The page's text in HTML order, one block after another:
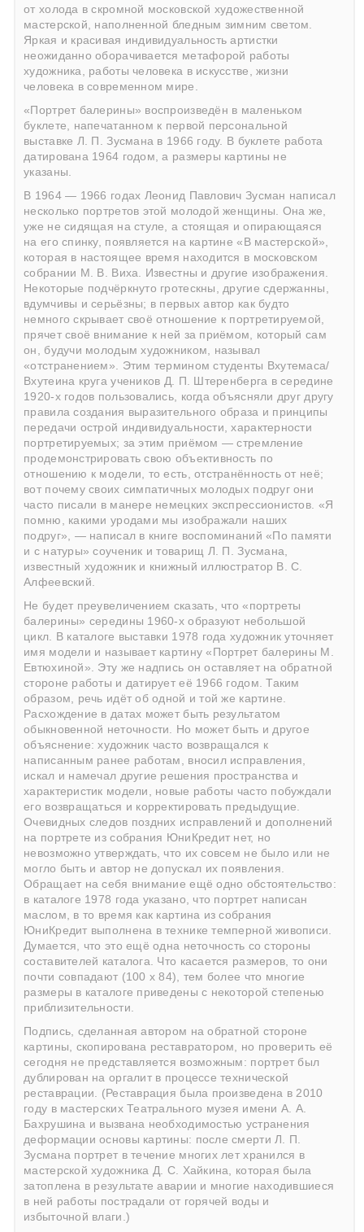
от холода в скромной московской художественной
мастерской, наполненной бледным зимним светом.
Яркая и красивая индивидуальность артистки
неожиданно оборачивается метафорой работы
художника, работы человека в искусстве, жизни
человека в современном мире.
«Портрет балерины» воспроизведён в маленьком
буклете, напечатанном к первой персональной
выставке Л. П. Зусмана в 1966 году. В буклете работа
датирована 1964 годом, а размеры картины не
указаны.
В 1964 — 1966 годах Леонид Павлович Зусман написал
несколько портретов этой молодой женщины. Она же,
уже не сидящая на стуле, а стоящая и опирающаяся
на его спинку, появляется на картине «В мастерской»,
которая в настоящее время находится в московском
собрании М. В. Виха. Известны и другие изображения.
Некоторые подчёркнуто гротескны, другие сдержанны,
вдумчивы и серьёзны; в первых автор как будто
немного скрывает своё отношение к портретируемой,
прячет своё внимание к ней за приёмом, который сам
он, будучи молодым художником, называл
«отстранением». Этим термином студенты Вхутемаса/
Вхутеина круга учеников Д. П. Штеренберга в середине
1920-х годов пользовались, когда объясняли друг другу
правила создания выразительного образа и принципы
передачи острой индивидуальности, характерности
портретируемых; за этим приёмом — стремление
продемонстрировать свою объективность по
отношению к модели, то есть, отстранённость от неё;
вот почему своих симпатичных молодых подруг они
часто писали в манере немецких экспрессионистов. «Я
помню, какими уродами мы изображали наших
подруг», — написал в книге воспоминаний «По памяти
и с натуры» соученик и товарищ Л. П. Зусмана,
известный художник и книжный иллюстратор В. С.
Алфеевский.
Не будет преувеличением сказать, что «портреты
балерины» середины 1960-х образуют небольшой
цикл. В каталоге выставки 1978 года художник уточняет
имя модели и называет картину «Портрет балерины М.
Евтюхиной». Эту же надпись он оставляет на обратной
стороне работы и датирует её 1966 годом. Таким
образом, речь идёт об одной и той же картине.
Расхождение в датах может быть результатом
обыкновенной неточности. Но может быть и другое
объяснение: художник часто возвращался к
написанным ранее работам, вносил исправления,
искал и намечал другие решения пространства и
характеристик модели, новые работы часто побуждали
его возвращаться и корректировать предыдущие.
Очевидных следов поздних исправлений и дополнений
на портрете из собрания ЮниКредит нет, но
невозможно утверждать, что их совсем не было или не
могло быть и автор не допускал их появления.
Обращает на себя внимание ещё одно обстоятельство:
в каталоге 1978 года указано, что портрет написан
маслом, в то время как картина из собрания
ЮниКредит выполнена в технике темперной живописи.
Думается, что это ещё одна неточность со стороны
составителей каталога. Что касается размеров, то они
почти совпадают (100 х 84), тем более что многие
размеры в каталоге приведены с некоторой степенью
приблизительности.
Подпись, сделанная автором на обратной стороне
картины, скопирована реставратором, но проверить её
сегодня не представляется возможным: портрет был
дублирован на оргалит в процессе технической
реставрации. (Реставрация была произведена в 2010
году в мастерских Театрального музея имени А. А.
Бахрушина и вызвана необходимостью устранения
деформации основы картины: после смерти Л. П.
Зусмана портрет в течение многих лет хранился в
мастерской художника Д. С. Хайкина, которая была
затоплена в результате аварии и многие находившиеся
в ней работы пострадали от горячей воды и
избыточной влаги.)